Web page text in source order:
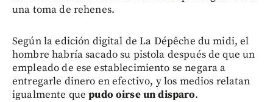
una toma de rehenes.
Según la edición digital de La Dépêche du midi, el
hombre habría sacado su pistola después de que un
empleado de ese establecimiento se negara a
entregarle dinero en efectivo, y los medios relatan
igualmente quepudo oirse un disparo.